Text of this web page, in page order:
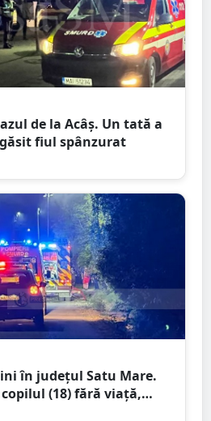
de la Acâș. Un tată a
fiul spânzurat
în județul Satu Mare.
(18) fără viață,